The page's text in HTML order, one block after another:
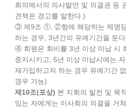
회의에서의 의사발언 및 의결권 등
견책은 경고를 말한다.)
③ 제9조 ①, ②항에 해당하는 제명
하는 경우, 3년간의 유예기간을 둔다.
④ 회원은 회비를 3년 이상 미납 시
중지시키고, 5년 이상 미납시에는
재가입하고자 하는 경우 유예기간
경우 가능)
제10조(포상) 본 지회의 발전 및 목
있는 자에게는 이사회의 의결을 거